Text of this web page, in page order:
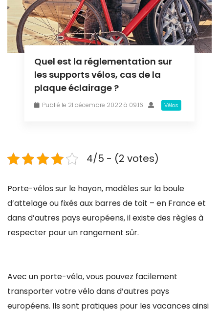
Quel est la réglementation sur
les supports vélos, cas de la
plaque éclairage ?
Publié le 21 décembre 2022 à 09:16 Vélos
4/5 - (2 votes)
Porte-vélos sur le hayon, modèles sur la boule
d’attelage ou fixés aux barres de toit – en France et
dans d’autres pays européens, il existe des règles à
respecter pour un rangement sûr.
Avec un porte-vélo, vous pouvez facilement
transporter votre vélo dans d’autres pays
européens. Ils sont pratiques pour les vacances ainsi